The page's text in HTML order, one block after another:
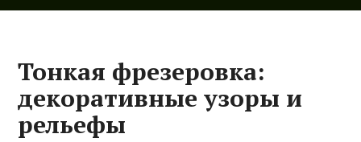
Тонкая фрезеровка:
декоративные узоры и
рельефы